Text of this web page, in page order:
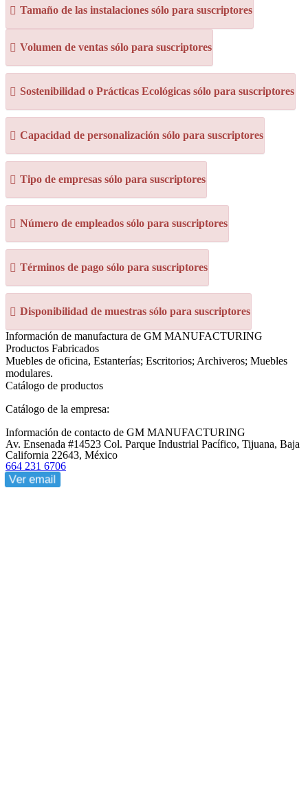
Tamaño de las instalaciones sólo para suscriptores
Volumen de ventas sólo para suscriptores
Sostenibilidad o Prácticas Ecológicas sólo para suscriptores
Capacidad de personalización sólo para suscriptores
Tipo de empresas sólo para suscriptores
Número de empleados sólo para suscriptores
Términos de pago sólo para suscriptores
Disponibilidad de muestras sólo para suscriptores
Información de manufactura de GM MANUFACTURING
Productos Fabricados
Muebles de oficina, Estanterías; Escritorios; Archiveros; Muebles
modulares.
Catálogo de productos
Catálogo de la empresa:
Información de contacto de GM MANUFACTURING
Av. Ensenada #14523 Col. Parque Industrial Pacífico, Tijuana, Baja
California 22643, México
664 231 6706
Ver email